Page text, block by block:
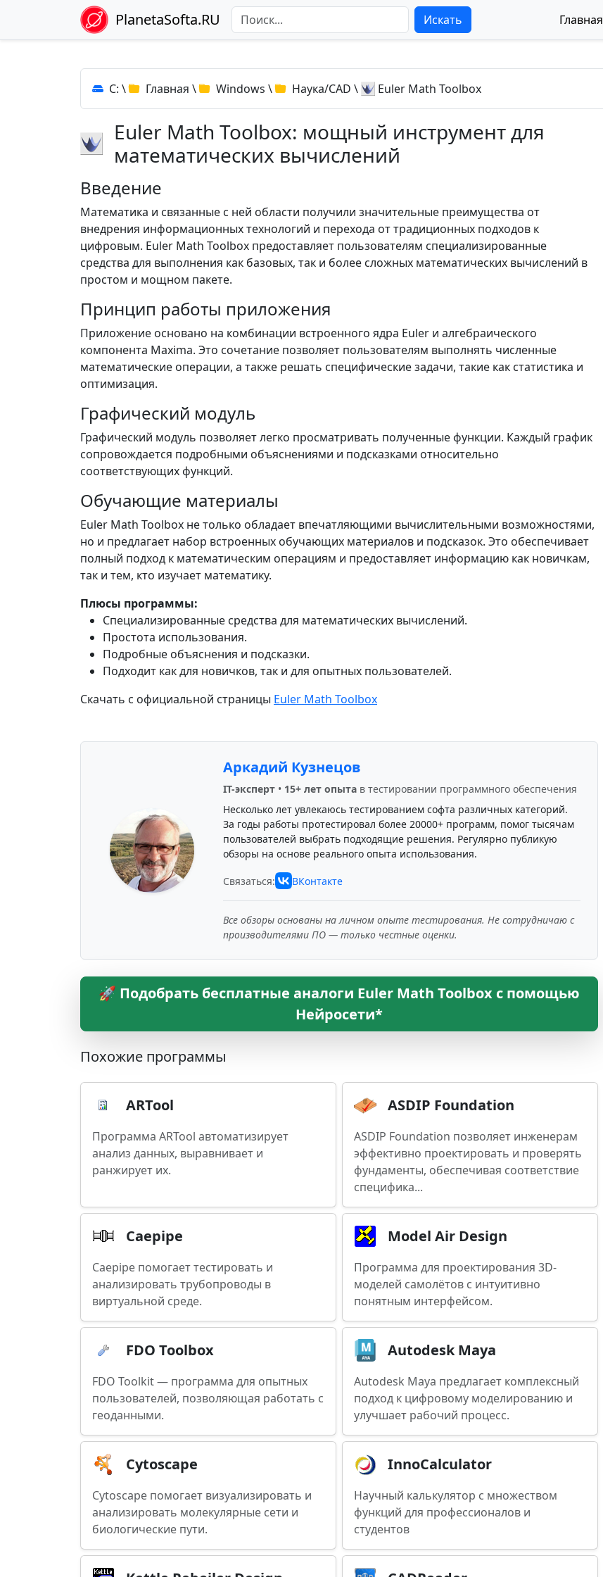
PlanetaSofta.RU Искать Главная
C: \ Главная \ Windows \ Наука/CAD \ Euler Math Toolbox
Euler Math Toolbox: мощный инструмент для
математических вычислений
Введение
Математика и связанные с ней области получили значительные преимущества от
внедрения информационных технологий и перехода от традиционных подходов к
цифровым. Euler Math Toolbox предоставляет пользователям специализированные
средства для выполнения как базовых, так и более сложных математических вычислений в
простом и мощном пакете.
Принцип работы приложения
Приложение основано на комбинации встроенного ядра Euler и алгебраического
компонента Maxima. Это сочетание позволяет пользователям выполнять численные
математические операции, а также решать специфические задачи, такие как статистика и
оптимизация.
Графический модуль
Графический модуль позволяет легко просматривать полученные функции. Каждый график
сопровождается подробными объяснениями и подсказками относительно
соответствующих функций.
Обучающие материалы
Euler Math Toolbox не только обладает впечатляющими вычислительными возможностями,
но и предлагает набор встроенных обучающих материалов и подсказок. Это обеспечивает
полный подход к математическим операциям и предоставляет информацию как новичкам,
так и тем, кто изучает математику.
Плюсы программы:
Специализированные средства для математических вычислений.
Простота использования.
Подробные объяснения и подсказки.
Подходит как для новичков, так и для опытных пользователей.
Скачать с официальной страницы Euler Math Toolbox
Аркадий Кузнецов
IT-эксперт• 15+ лет опытав тестировании программного обеспечения
Несколько лет увлекаюсь тестированием софта различных категорий.
За годы работы протестировал более 20000+ программ, помог тысячам
пользователей выбрать подходящие решения. Регулярно публикую
обзоры на основе реального опыта использования.
Связаться: ВКонтакте
Все обзоры основаны на личном опыте тестирования. Не сотрудничаю с
производителями ПО — только честные оценки.
🚀 Подобрать бесплатные аналоги Euler Math Toolbox с помощью
Нейросети*
Похожие программы
ARTool
Программа ARTool автоматизирует
анализ данных, выравнивает и
ранжирует их.
ASDIP Foundation
ASDIP Foundation позволяет инженерам
эффективно проектировать и проверять
фундаменты, обеспечивая соответствие
специфика...
Caepipe
Caepipe помогает тестировать и
анализировать трубопроводы в
виртуальной среде.
Model Air Design
Программа для проектирования 3D-
моделей самолётов с интуитивно
понятным интерфейсом.
FDO Toolbox
FDO Toolkit — программа для опытных
пользователей, позволяющая работать с
геоданными.
Autodesk Maya
Autodesk Maya предлагает комплексный
подход к цифровому моделированию и
улучшает рабочий процесс.
Cytoscape
Cytoscape помогает визуализировать и
анализировать молекулярные сети и
биологические пути.
InnoCalculator
Научный калькулятор с множеством
функций для профессионалов и
студентов